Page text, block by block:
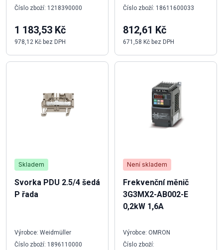
Číslo zboží: 1218390000
1 183,53 Kč
978,12 Kč bez DPH
Skladem
Svorka PDU 2.5/4 šedá
P řada
Výrobce: Weidmüller
Číslo zboží: 1896110000
Číslo zboží: 18611600033
812,61 Kč
671,58 Kč bez DPH
Není skladem
Frekvenční měnič
3G3MX2-AB002-E
0,2kW 1,6A
Výrobce: OMRON
Číslo zboží: